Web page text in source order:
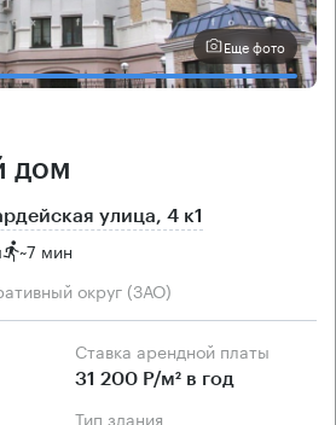
Еще фото
дом
улица, 4 к1
~7 мин
округ (ЗАО)
Ставка арендной платы
31 200 Р/м² в год
Тип здания